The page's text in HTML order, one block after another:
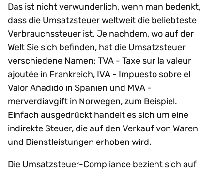
Das ist nicht verwunderlich, wenn man bedenkt,
dass die Umsatzsteuer weltweit die beliebteste
Verbrauchssteuer ist. Je nachdem, wo auf der
Welt Sie sich befinden, hat die Umsatzsteuer
verschiedene Namen: TVA - Taxe sur la valeur
ajoutée in Frankreich, IVA - Impuesto sobre el
Valor Añadido in Spanien und MVA -
merverdiavgift in Norwegen, zum Beispiel.
Einfach ausgedrückt handelt es sich um eine
indirekte Steuer, die auf den Verkauf von Waren
und Dienstleistungen erhoben wird.
Die Umsatzsteuer-Compliance bezieht sich auf